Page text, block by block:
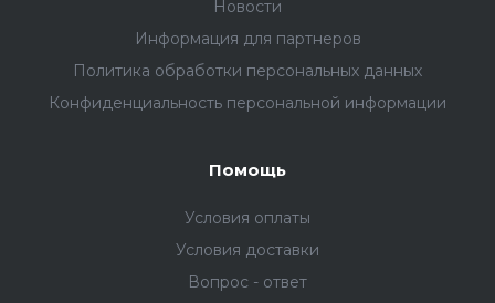
Новости
Информация для партнеров
Политика обработки персональных данных
Конфиденциальность персональной информации
Помощь
Условия оплаты
Условия доставки
Вопрос - ответ